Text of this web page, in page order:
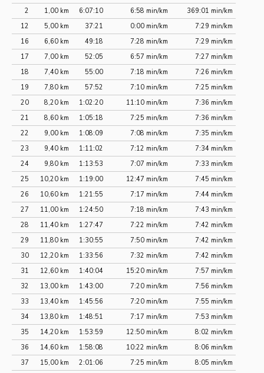
2
1,00 km 6:07:10 6:58 min/km
369:01 min/km
12
5,00 km 37:21 0:00 min/km
7:29 min/km
16
6,60 km 49:18 7:28 min/km
7:29 min/km
17
7,00 km 52:05 6:57 min/km
7:27 min/km
18
7,40 km 55:00 7:18 min/km
7:26 min/km
19
7,80 km 57:52 7:10 min/km
7:25 min/km
20
8,20 km 1:02:20 11:10 min/km
7:36 min/km
21
8,60 km 1:05:18 7:25 min/km
7:36 min/km
22
9,00 km 1:08:09 7:08 min/km
7:35 min/km
23
9,40 km 1:11:02 7:12 min/km
7:34 min/km
24
9,80 km 1:13:53 7:07 min/km
7:33 min/km
25
10,20 km 1:19:00 12:47 min/km
7:45 min/km
26
10,60 km 1:21:55 7:17 min/km
7:44 min/km
27
11,00 km 1:24:50 7:18 min/km
7:43 min/km
28
11,40 km 1:27:47 7:22 min/km
7:42 min/km
29
11,80 km 1:30:55 7:50 min/km
7:42 min/km
30
12,20 km 1:33:56 7:32 min/km
7:42 min/km
31
12,60 km 1:40:04 15:20 min/km
7:57 min/km
32
13,00 km 1:43:00 7:20 min/km
7:56 min/km
33
13,40 km 1:45:56 7:20 min/km
7:55 min/km
34
13,80 km 1:48:51 7:17 min/km
7:53 min/km
35
14,20 km 1:53:59 12:50 min/km
8:02 min/km
36
14,60 km 1:58:08 10:22 min/km
8:06 min/km
37
15,00 km 2:01:06 7:25 min/km
8:05 min/km